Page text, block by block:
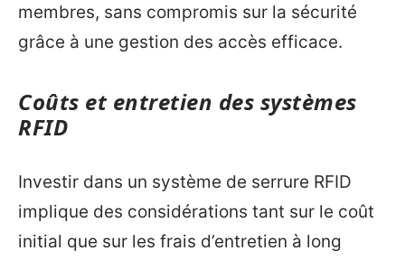
membres, sans compromis sur la sécurité
grâce à une gestion des accès efficace.
Coûts et entretien des systèmes
RFID
Investir dans un système de serrure RFID
implique des considérations tant sur le coût
initial que sur les frais d’entretien à long